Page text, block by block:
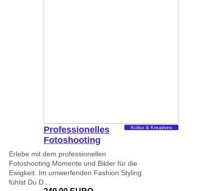
Professionelles
Fotoshooting
Nürnberg
Kultur & Kreatives
Erlebe mit dem professionellen
Fotoshooting Momente und Bilder für die
Ewigkeit. Im umwerfenden Fashion Styling
fühlst Du D…